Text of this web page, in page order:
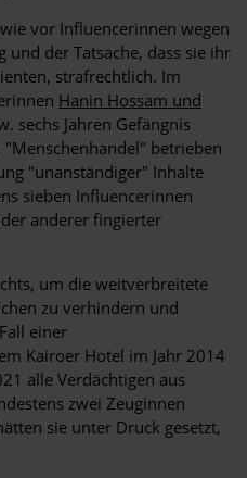
vor Influencerinnen wegen
und der Tatsache, dass sie ihr
strafrechtlich. Im
Hanin Hossam und
sechs Jahren Gefängnis
betrieben
"unanständiger" Inhalte
sieben Influencerinnen
anderer fingierter
um die weitverbreitete
zu verhindern und
einer
Kairoer Hotel im Jahr 2014
alle Verdächtigen aus
zwei Zeuginnen
sie unter Druck gesetzt,